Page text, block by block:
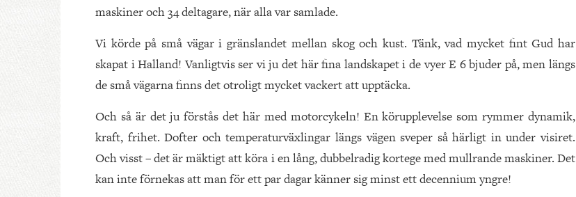
maskiner och 34 deltagare, när alla var samlade.
Vi körde på små vägar i gränslandet mellan skog och kust. Tänk, vad mycket fint Gud har
skapat i Halland! Vanligtvis ser vi ju det här fina landskapet i de vyer E 6 bjuder på, men längs
de små vägarna finns det otroligt mycket vackert att upptäcka.
Och så är det ju förstås det här med motorcykeln! En körupplevelse som rymmer dynamik,
kraft, frihet. Dofter och temperaturväxlingar längs vägen sveper så härligt in under visiret.
Och visst – det är mäktigt att köra i en lång, dubbelradig kortege med mullrande maskiner. Det
kan inte förnekas att man för ett par dagar känner sig minst ett decennium yngre!